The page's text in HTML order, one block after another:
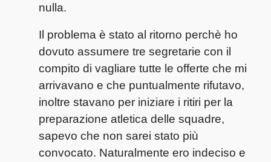
nulla.
Il problema è stato al ritorno perchè ho
dovuto assumere tre segretarie con il
compito di vagliare tutte le offerte che mi
arrivavano e che puntualmente rifutavo,
inoltre stavano per iniziare i ritiri per la
preparazione atletica delle squadre,
sapevo che non sarei stato più
convocato. Naturalmente ero indeciso e